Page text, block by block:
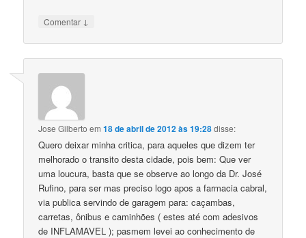
Comentar ↓
Jose Gilberto em18 de abril de 2012 às 19:28disse:
Quero deixar minha critica, para aqueles que dizem ter
melhorado o transito desta cidade, pois bem: Que ver
uma loucura, basta que se observe ao longo da Dr. José
Rufino, para ser mas preciso logo apos a farmacia cabral,
via publica servindo de garagem para: caçambas,
carretas, ônibus e caminhões ( estes até com adesivos
de INFLAMAVEL ); pasmem levei ao conhecimento de